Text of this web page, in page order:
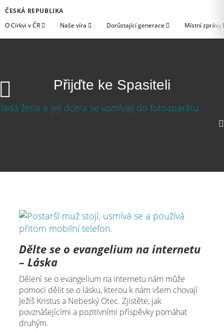
ČESKÁ REPUBLIKA
O Církvi v ČR
Naše víra Dorůstající generace Místní zprávy
Přijďte ke Spasiteli
Dělte se o evangelium na internetu
– Láska
Dělení se o evangelium na internetu nám může
pomoci dělit se o lásku, kterou k nám všem chovají
Ježíš Kristus a Nebeský Otec. Zjistěte, jak
povznášejícími a pozitivními příspěvky pomáhat
druhým.